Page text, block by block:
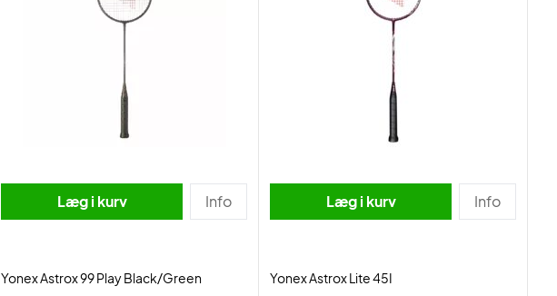
Læg i kurv Info
Yonex Astrox 99 Play Black/Green
Læg i kurv Info
Yonex Astrox Lite 45I